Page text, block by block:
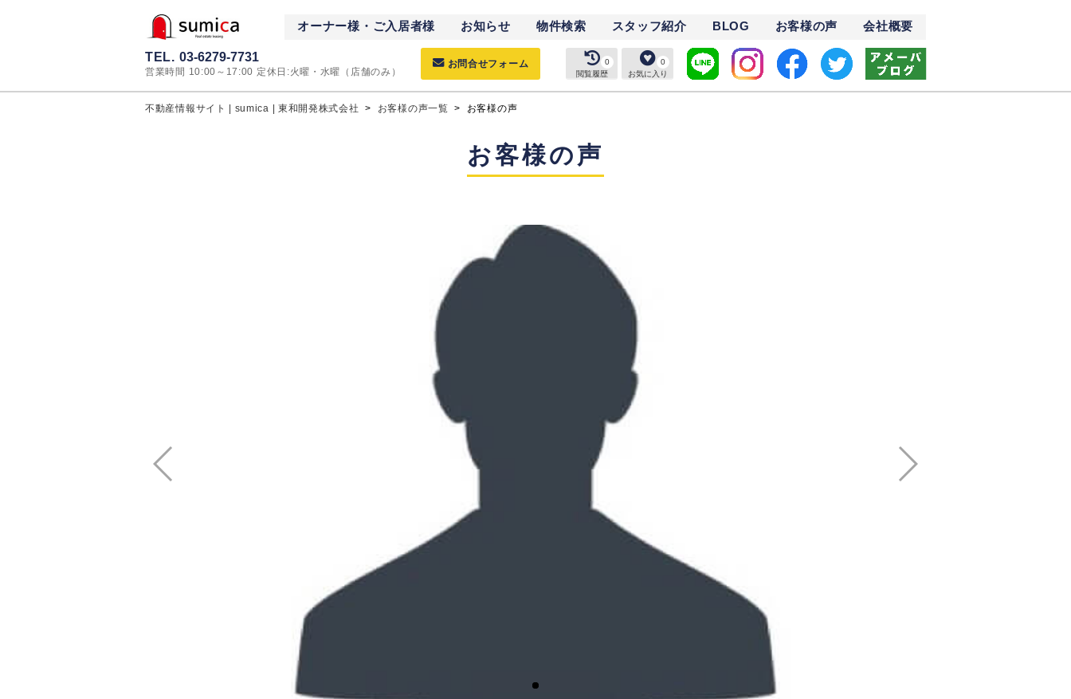
オーナー様・ご入居者様 お知らせ 物件検索 スタッフ紹介 BLOG お客様の声 会社概要
TEL. 03-6279-7731
営業時間 10:00～17:00 定休日:火曜・水曜（店舗のみ）
お問合せフォーム
お気に入り
0
閲覧履歴
0
不動産情報サイト | sumica | 東和開発株式会社 > お客様の声一覧 > お客様の声
お客様の声